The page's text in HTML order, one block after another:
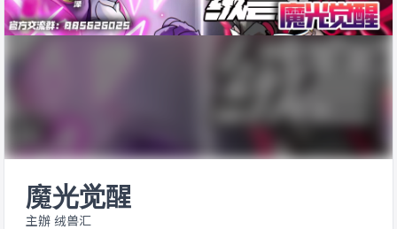
魔光觉醒
主辦 绒兽汇